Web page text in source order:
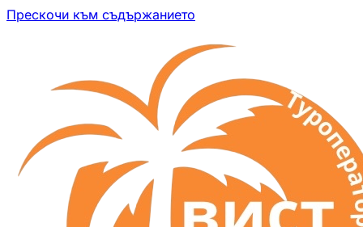
Прескочи към съдържанието